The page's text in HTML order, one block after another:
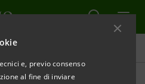
e, previo consenso
al fine di inviare